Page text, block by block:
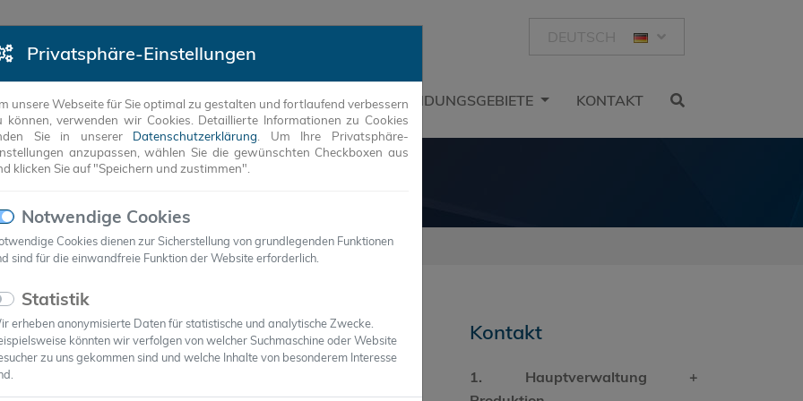
Privatsphäre-Einstellungen
unsere Webseite für Sie optimal zu gestalten und fortlaufend verbessern
können, verwenden wir Cookies. Detaillierte Informationen zu Cookies
Sie in unserer Datenschutzerklärung . Um Ihre Privatsphäre-
anzupassen, wählen Sie die gewünschten Checkboxen aus
klicken Sie auf "Speichern und zustimmen".
Notwendige Cookies
Cookies dienen zur Sicherstellung von grundlegenden Funktionen
sind für die einwandfreie Funktion der Website erforderlich.
Statistik
erheben anonymisierte Daten für statistische und analytische Zwecke.
könnten wir verfolgen von welcher Suchmaschine oder Website
zu uns gekommen sind und welche Inhalte von besonderem Interesse
REFERENZEN UNTERNEHMEN ANWENDUNGSGEBIETE KONTAKT
DEUTSCH
15
Kontakt
1. Hauptverwaltung +